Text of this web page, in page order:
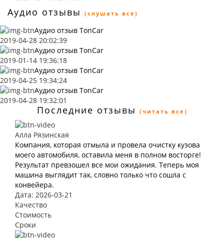
Аудио отзывы (слушать все)
Аудио отзыв TonCar
2019-04-28 20:02:39
Аудио отзыв TonCar
2019-01-14 19:36:18
Аудио отзыв TonCar
2019-04-25 19:34:24
Аудио отзыв TonCar
2019-04-28 19:32:01
Последние отзывы (читать все)
Алла Рязинская
Компания, которая отмыла и провела очистку кузова
моего автомобиля, оставила меня в полном восторге!
Результат превзошел все мои ожидания. Теперь моя
машина выглядит так, словно только что сошла с
конвейера.
Дата: 2026-03-21
Качество
Стоимость
Сроки